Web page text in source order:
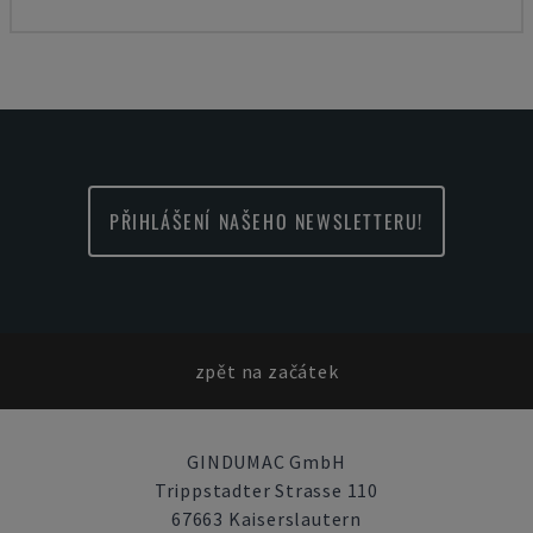
PŘIHLÁŠENÍ NAŠEHO NEWSLETTERU!
zpět na začátek
GINDUMAC GmbH
Trippstadter Strasse 110
67663 Kaiserslautern